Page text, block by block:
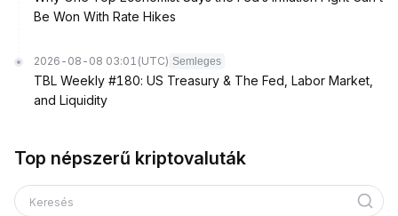
Be Won With Rate Hikes
2026-08-08 03:01 (UTC) Semleges
TBL Weekly #180: US Treasury & The Fed, Labor Market,
and Liquidity
Top népszerű kriptovaluták
Keresés